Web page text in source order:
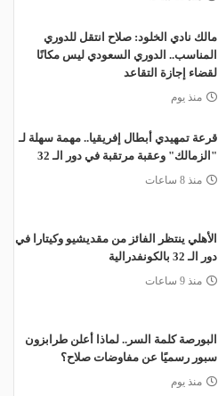
مالك نادي الخلود: صلاح انتقل للدوري
المناسب.. الدوري السعودي ليس مكانًا
لقضاء إجازة التقاعد
منذ يوم
قرعة تمهيدي أبطال إفريقيا.. مهمة سهلة لـ
"الزمالك" وعقبة مرتقبة في دور الـ 32
منذ 8 ساعات
الأهلي ينتظر الفائز من مقديشيو وكيتارا في
دور الـ 32 بالكونفدرالية
منذ 9 ساعات
البورصة كلمة السر.. لماذا أعلن طرابزون
سبور رسميًا عن مفاوضات صلاح؟
منذ يوم